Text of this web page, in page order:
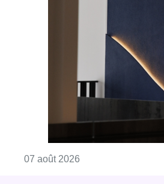
07 août 2026